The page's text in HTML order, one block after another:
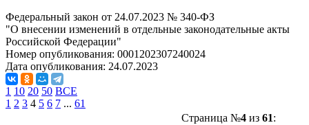
Федеральный закон от 24.07.2023 № 340-ФЗ
"О внесении изменений в отдельные законодательные акты
Российской Федерации"
Номер опубликования: 0001202307240024
Дата опубликования: 24.07.2023
1 10 20 50 ВСЕ
1 2 3 4 5 6 7 ... 61
Страница №4из 61: